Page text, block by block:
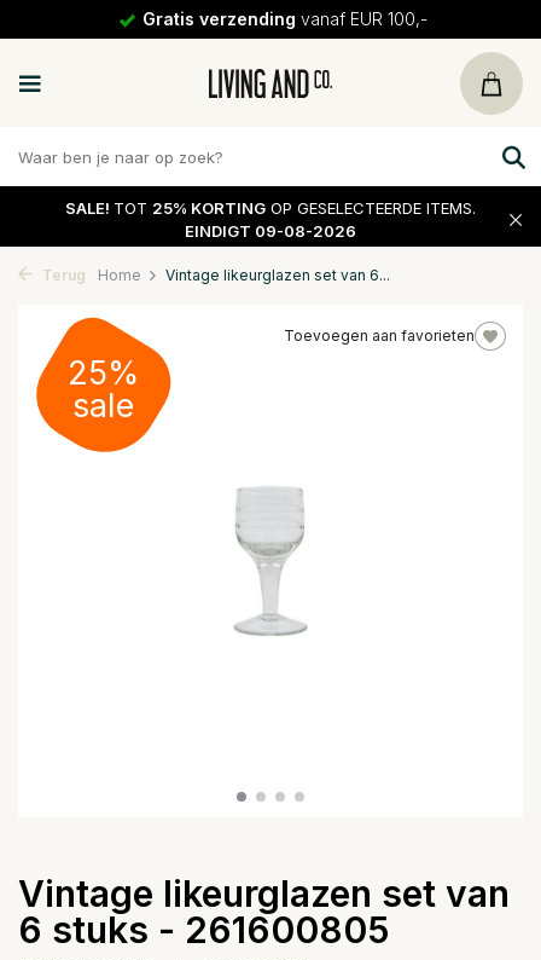
Gratis verzending vanaf EUR 100,-
SALE! TOT 25% KORTING OP GESELECTEERDE ITEMS.
EINDIGT 09-08-2026
Terug Home Vintage likeurglazen set van 6...
Toevoegen aan favorieten
25%
sale
Vintage likeurglazen set van
6 stuks - 261600805